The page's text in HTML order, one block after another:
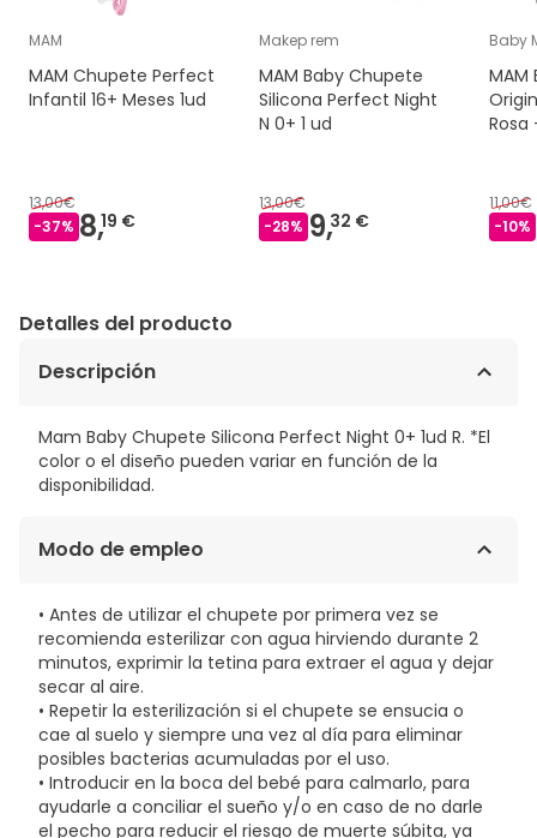
MAM
MAM Chupete Perfect
Infantil 16+ Meses 1ud
13,00€
-37% 8,19 €
Makep rem
MAM Baby Chupete
Silicona Perfect Night
N 0+ 1 ud
13,00€
-28% 9,32 €
Baby
MAM
Rosa
11,00€
-10%
Detalles del producto
Descripción
Mam Baby Chupete Silicona Perfect Night 0+ 1ud R. *El
color o el diseño pueden variar en función de la
disponibilidad.
Modo de empleo
• Antes de utilizar el chupete por primera vez se
recomienda esterilizar con agua hirviendo durante 2
minutos, exprimir la tetina para extraer el agua y dejar
secar al aire.
• Repetir la esterilización si el chupete se ensucia o
cae al suelo y siempre una vez al día para eliminar
posibles bacterias acumuladas por el uso.
• Introducir en la boca del bebé para calmarlo, para
ayudarle a conciliar el sueño y/o en caso de no darle
el pecho para reducir el riesgo de muerte súbita, ya